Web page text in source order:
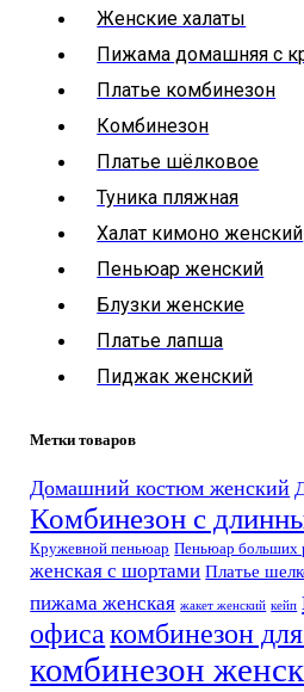
Женские халаты
Пижама домашняя с
Платье комбинезон
Комбинезон
Платье шёлковое
Туника пляжная
Халат кимоно женский
Пеньюар женский
Блузки женские
Платье лапша
Пиджак женский
Метки товаров
Домашний костюм женский
Комбинезон с
Кружевной пеньюар Пеньюар больших
женская с шортами Платье
пижама женская жакет женский кейп
офиса комбинезон
комбинезон